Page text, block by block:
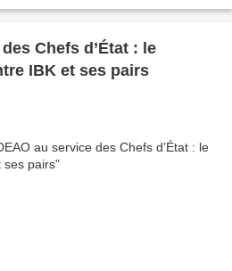
Chefs d’État : le
IBK et ses pairs